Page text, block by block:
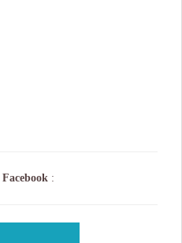
Facebook :